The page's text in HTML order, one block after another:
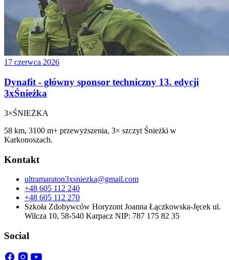
17 czerwca 2026
Dynafit - główny sponsor techniczny 13. edycji
3xŚnieżka
3×ŚNIEŻKA
58 km, 3100 m+ przewyższenia, 3× szczyt Śnieżki w
Karkonoszach.
Kontakt
ultramaraton3xsniezka@gmail.com
+48 605 112 240
+48 605 112 270
Szkoła Zdobywców Horyzont Joanna Łączkowska-Jęcek ul.
Wilcza 10, 58-540 Karpacz NIP: 787 175 82 35
Social